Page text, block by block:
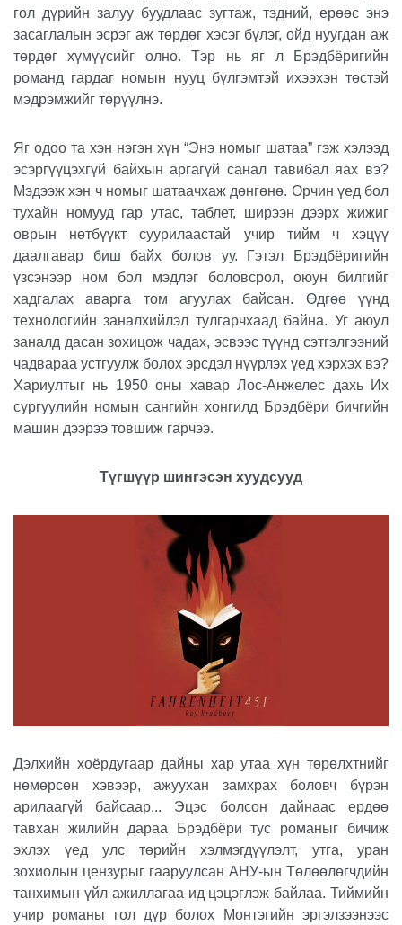
гол дүрийн залуу буудлаас зугтаж, тэдний, ерөөс энэ
засаглалын эсрэг аж төрдөг хэсэг бүлэг, ойд нуугдан аж
төрдөг хүмүүсийг олно. Тэр нь яг л Брэдбёригийн
романд гардаг номын нууц бүлгэмтэй ихээхэн төстэй
мэдрэмжийг төрүүлнэ.
Яг одоо та хэн нэгэн хүн “Энэ номыг шатаа” гэж хэлээд
эсэргүүцэхгүй байхын аргагүй санал тавибал яах вэ?
Мэдээж хэн ч номыг шатаачхаж дөнгөнө. Орчин үед бол
тухайн номууд гар утас, таблет, ширээн дээрх жижиг
оврын нөтбүүкт суурилаастай учир тийм ч хэцүү
даалгавар биш байх болов уу. Гэтэл Брэдбёригийн
үзсэнээр ном бол мэдлэг боловсрол, оюун билгийг
хадгалах аварга том агуулах байсан. Өдгөө үүнд
технологийн заналхийлэл тулгарчхаад байна. Уг аюул
заналд дасан зохицож чадах, эсвээс түүнд сэтгэлгээний
чадвараа устгуулж болох эрсдэл нүүрлэх үед хэрхэх вэ?
Хариултыг нь 1950 оны хавар Лос-Анжелес дахь Их
сургуулийн номын сангийн хонгилд Брэдбёри бичгийн
машин дээрээ товшиж гарчээ.
Түгшүүр шингэсэн хуудсууд
Дэлхийн хоёрдугаар дайны хар утаа хүн төрөлхтнийг
нөмөрсөн хэвээр, ажуухан замхрах боловч бүрэн
арилаагүй байсаар... Эцэс болсон дайнаас ердөө
тавхан жилийн дараа Брэдбёри тус романыг бичиж
эхлэх үед улс төрийн хэлмэгдүүлэлт, утга, уран
зохиолын цензурыг гааруулсан АНУ-ын Төлөөлөгчдийн
танхимын үйл ажиллагаа ид цэцэглэж байлаа. Тиймийн
учир романы гол дүр болох Монтэгийн эргэлзээнээс